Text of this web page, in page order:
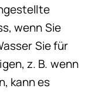
wenn Sie
Sie für
z. B. wenn
kann es